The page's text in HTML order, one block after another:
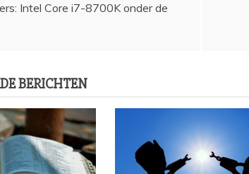
Intel Core i7-8700K onder de
BERICHTEN